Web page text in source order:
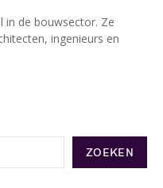
in de bouwsector. Ze
ingenieurs en
ZOEKEN